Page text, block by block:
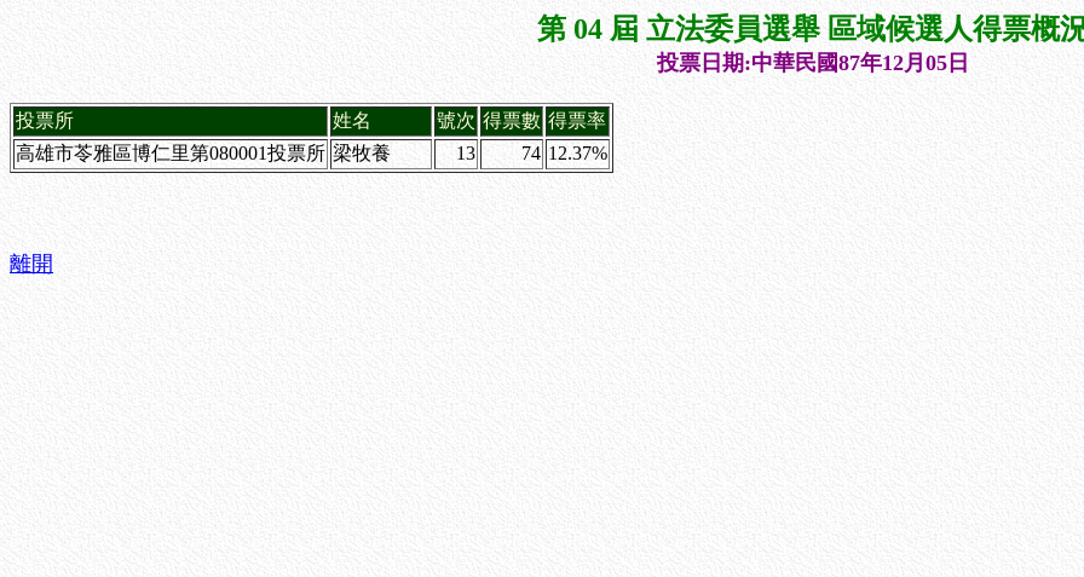
第 04 屆 立法委員選舉 區域候選人得票概
投票日期:中華民國87年12月05日
投票所 姓名 號次 得票數 得票率
高雄市苓雅區博仁里第080001投票所 梁牧養 13 74 12.37%
離開